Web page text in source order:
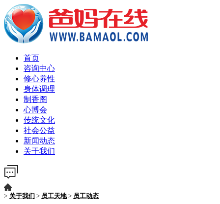
首页
咨询中心
修心养性
身体调理
制香阁
心博会
传统文化
社会公益
新闻动态
关于我们
> 关于我们 > 员工天地> 员工动态